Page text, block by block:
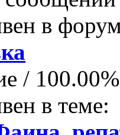
в
/
в теме: